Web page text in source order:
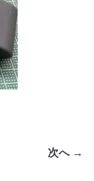
次へ →